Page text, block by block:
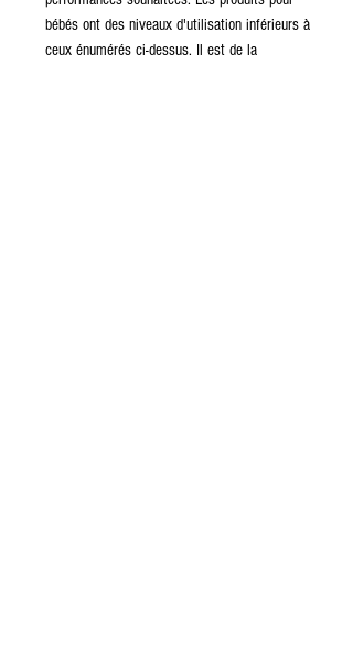
bébés ont des niveaux d'utilisation inférieurs à
ceux énumérés ci-dessus. Il est de la